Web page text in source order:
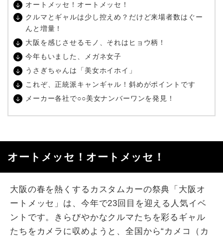
オートメッセ！オートメッセ！
クルマとギャルは少し控えめ？だけど来場者数はぐー
んと増量！
大阪を感じさせるモノ、それはヒョウ柄！
今年もいました、メガネ女子
うさぎちゃんは「美女ホイホイ」
これぞ、正統派キャンギャル！斜めがポイントです
メーカー各社で○○美女ナンバーワンを発見！
オートメッセ！オートメッセ！
大阪の春を熱くするカスタムカーの祭典「大阪オ
ートメッセ」は、今年で23回目を迎える人気イベ
ントです。きらびやかなクルマたちを彩るギャル
たちをカメラに収めようと、全国から“カメコ（カ